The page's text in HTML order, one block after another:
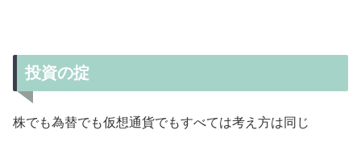
投資の掟
株でも為替でも仮想通貨でもすべては考え方は同じ